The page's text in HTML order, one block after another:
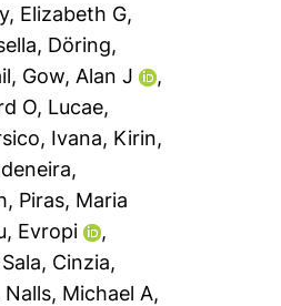
Elizabeth G,
, Döring,
, Gow, Alan J
,
O, Lucae,
Ivana, Kirin,
, Piras, Maria
Evropi
,
Sala, Cinzia,
Nalls, Michael A,